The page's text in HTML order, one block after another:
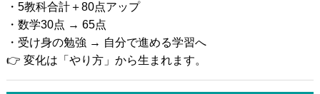
・5教科合計＋80点アップ
・数学30点 → 65点
・受け身の勉強 → 自分で進める学習へ
👉 変化は「やり方」から生まれます。